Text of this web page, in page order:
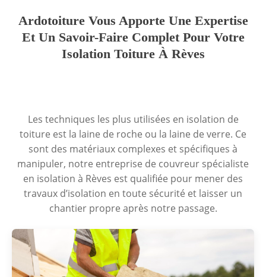
Ardotoiture Vous Apporte Une Expertise
Et Un Savoir-Faire Complet Pour Votre
Isolation Toiture À Rèves
Les techniques les plus utilisées en isolation de
toiture est la laine de roche ou la laine de verre. Ce
sont des matériaux complexes et spécifiques à
manipuler, notre entreprise de couvreur spécialiste
en isolation à Rèves est qualifiée pour mener des
travaux d’isolation en toute sécurité et laisser un
chantier propre après notre passage.